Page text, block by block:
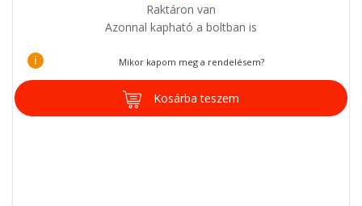
Raktáron van
Azonnal kapható a boltban is
i Mikor kapom meg a rendelésem?
Kosárba teszem